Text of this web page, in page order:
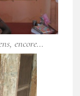
encore…